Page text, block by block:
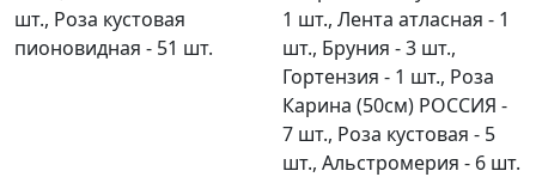
шт., Роза кустовая
пионовидная - 51 шт.
1 шт., Лента атласная - 1
шт., Бруния - 3 шт.,
Гортензия - 1 шт., Роза
Карина (50см) РОССИЯ -
7 шт., Роза кустовая - 5
шт., Альстромерия - 6 шт.